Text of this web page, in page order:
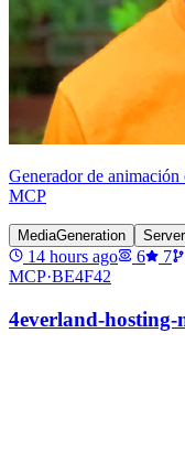
Generador de
MCP
MediaGeneration Server
14 hours ago 6 7
MCP·BE4F42
4everland-hosting-